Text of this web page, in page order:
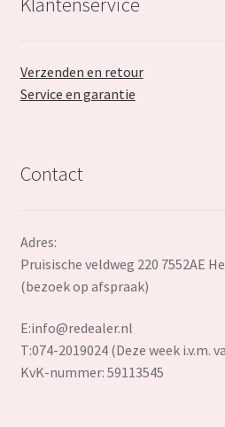
Verzenden en retour
Service en garantie
Contact
Adres:
Pruisische veldweg 220 7552AE
(bezoek op afspraak)
E:info@redealer.nl
T:074-2019024 (Deze week i.v.m.
KvK-nummer: 59113545